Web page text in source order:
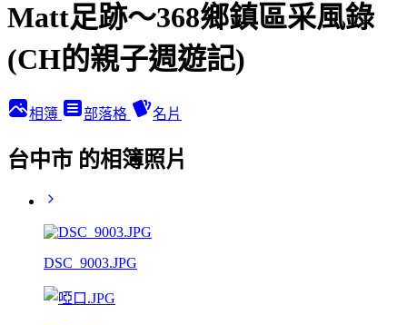
Matt足跡～368鄉鎮區采風錄
(CH的親子週遊記)
相簿 部落格 名片
台中市 的相簿照片
DSC_9003.JPG